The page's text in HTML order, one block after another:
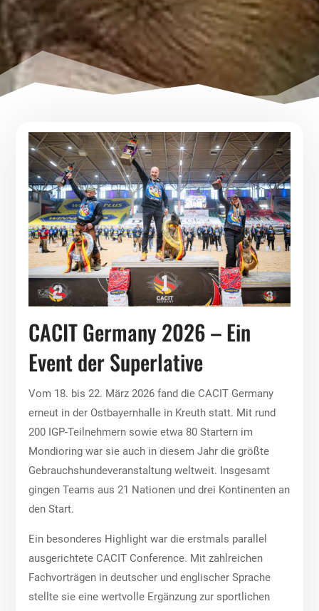
CACIT Germany 2026 – Ein
Event der Superlative
Vom 18. bis 22. März 2026 fand die CACIT Germany
erneut in der Ostbayernhalle in Kreuth statt. Mit rund
200 IGP-Teilnehmern sowie etwa 80 Startern im
Mondioring war sie auch in diesem Jahr die größte
Gebrauchshundeveranstaltung weltweit. Insgesamt
gingen Teams aus 21 Nationen und drei Kontinenten an
den Start.
Ein besonderes Highlight war die erstmals parallel
ausgerichtete CACIT Conference. Mit zahlreichen
Fachvorträgen in deutscher und englischer Sprache
stellte sie eine wertvolle Ergänzung zur sportlichen